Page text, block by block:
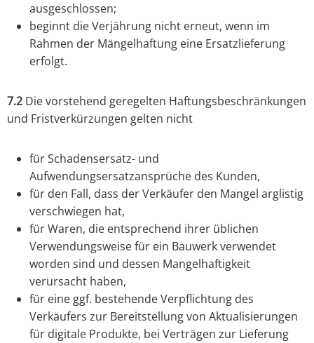
ausgeschlossen;
beginnt die Verjährung nicht erneut, wenn im
Rahmen der Mängelhaftung eine Ersatzlieferung
erfolgt.
7.2 Die vorstehend geregelten Haftungsbeschränkungen
und Fristverkürzungen gelten nicht
für Schadensersatz- und
Aufwendungsersatzansprüche des Kunden,
für den Fall, dass der Verkäufer den Mangel arglistig
verschwiegen hat,
für Waren, die entsprechend ihrer üblichen
Verwendungsweise für ein Bauwerk verwendet
worden sind und dessen Mangelhaftigkeit
verursacht haben,
für eine ggf. bestehende Verpflichtung des
Verkäufers zur Bereitstellung von Aktualisierungen
für digitale Produkte, bei Verträgen zur Lieferung